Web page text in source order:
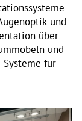
und
über
und
für